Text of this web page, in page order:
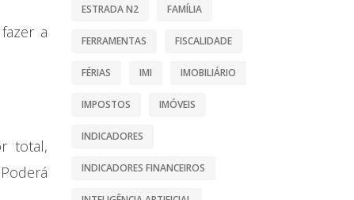
a
total,
ESTRADA N2 FAMÍLIA
FERRAMENTAS FISCALIDADE
FÉRIAS IMI IMOBILIÁRIO
IMPOSTOS IMÓVEIS
INDICADORES
INDICADORES FINANCEIROS